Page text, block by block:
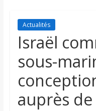
Actualités
Israël
sous-
auprès de